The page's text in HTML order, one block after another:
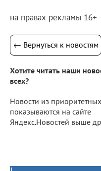
на правах рекламы 16+
← Вернуться к новостям
Хотите читать наши
всех?
Новости из
показываются на сайте
Яндекс.Новостей выше